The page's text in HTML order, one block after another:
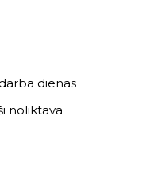
dienas
noliktavā